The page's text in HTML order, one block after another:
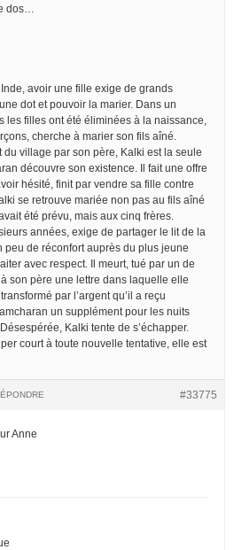
dos…
avoir une fille exige de grands
dot et pouvoir la marier. Dans un
filles ont été éliminées à la naissance,
cherche à marier son fils aîné.
du village par son père, Kalki est la seule
découvre son existence. Il fait une offre
hésité, finit par vendre sa fille contre
se retrouve mariée non pas au fils aîné
été prévu, mais aux cinq frères.
années, exige de partager le lit de la
peu de réconfort auprès du plus jeune
avec respect. Il meurt, tué par un de
son père une lettre dans laquelle elle
par l’argent qu’il a reçu
un supplément pour les nuits
Kalki tente de s’échapper.
court à toute nouvelle tentative, elle est
#33775
Anne